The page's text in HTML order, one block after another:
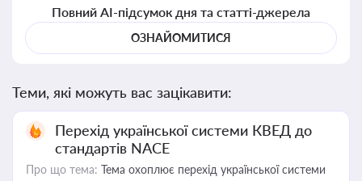
Повний AI-підсумок дня та статті-джерела
ОЗНАЙОМИТИСЯ
Теми, які можуть вас зацікавити:
Перехід української системи КВЕД до
стандартів NACE
Про що тема: Тема охоплює перехід української системи